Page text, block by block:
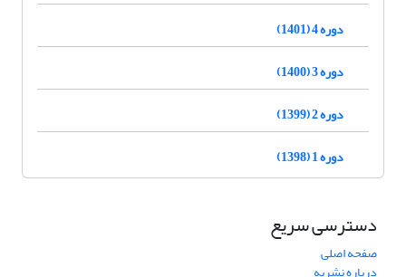
دوره 4 (1401)
دوره 3 (1400)
دوره 2 (1399)
دوره 1 (1398)
دسترسی سریع
صفحه اصلی
درباره نشریه